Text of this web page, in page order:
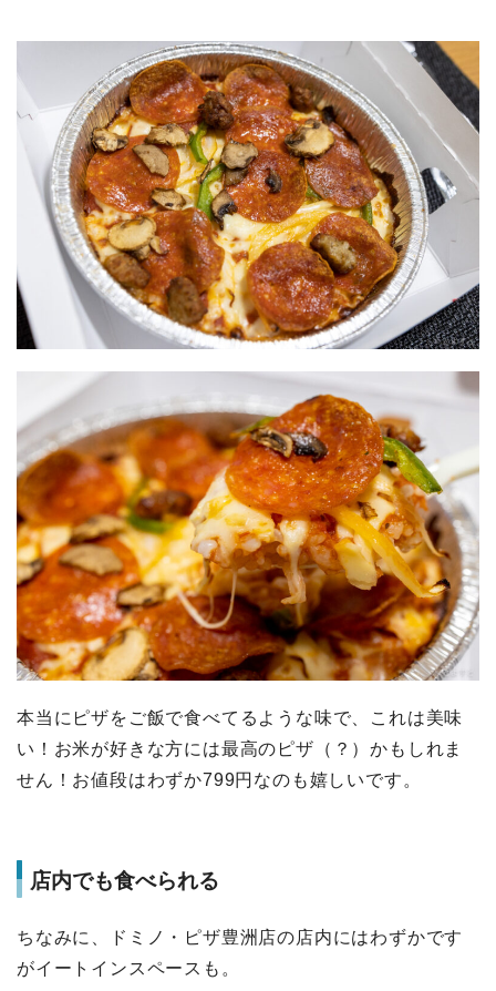
本当にピザをご飯で食べてるような味で、これは美味
い！お米が好きな方には最高のピザ（？）かもしれま
せん！お値段はわずか799円なのも嬉しいです。
店内でも食べられる
ちなみに、ドミノ・ピザ豊洲店の店内にはわずかです
がイートインスペースも。